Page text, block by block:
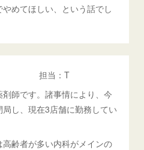
めてほしい、という話でし
当：T
師です。諸事情により、今
し、現在3店舗に勤務してい
齢者が多い内科がメインの